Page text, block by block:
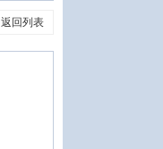
返回列表